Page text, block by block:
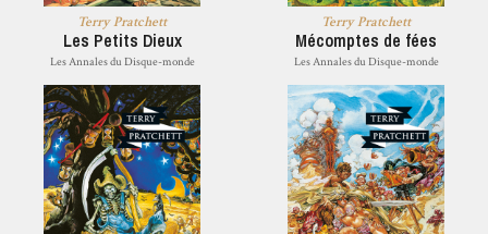
Terry Pratchett
Les Petits Dieux
Les Annales du Disque-monde
Terry Pratchett
Mécomptes de fées
Les Annales du Disque-monde